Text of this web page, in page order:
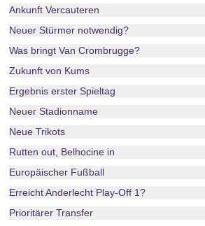
Ankunft Vercauteren
Neuer Stürmer notwendig?
Was bringt Van Crombrugge?
Zukunft von Kums
Ergebnis erster Spieltag
Neuer Stadionname
Neue Trikots
Rutten out, Belhocine in
Europäischer Fußball
Erreicht Anderlecht Play-Off 1?
Prioritärer Transfer